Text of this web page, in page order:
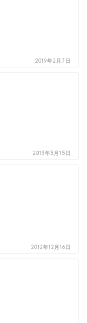
2019年2月7日
2013年3月15日
2012年12月16日